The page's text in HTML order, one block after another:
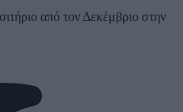
από τον Δεκέμβριο στην